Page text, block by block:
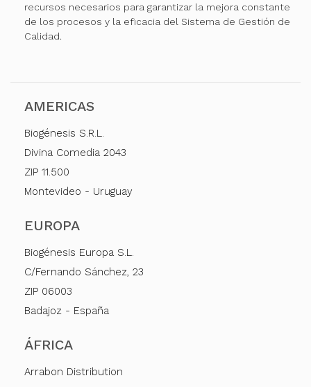
recursos necesarios para garantizar la mejora constante
de los procesos y la eficacia del Sistema de Gestión de
Calidad.
AMERICAS
Biogénesis S.R.L.
Divina Comedia 2043
ZIP 11.500
Montevideo - Uruguay
EUROPA
Biogénesis Europa S.L.
C/Fernando Sánchez, 23
ZIP 06003
Badajoz - España
ÁFRICA
Arrabon Distribution